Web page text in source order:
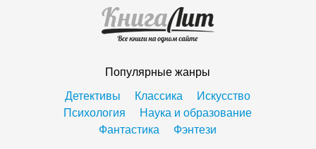
Популярные жанры
Детективы
Классика
Искусство
Психология
Наука и образование
Фантастика
Фэнтези